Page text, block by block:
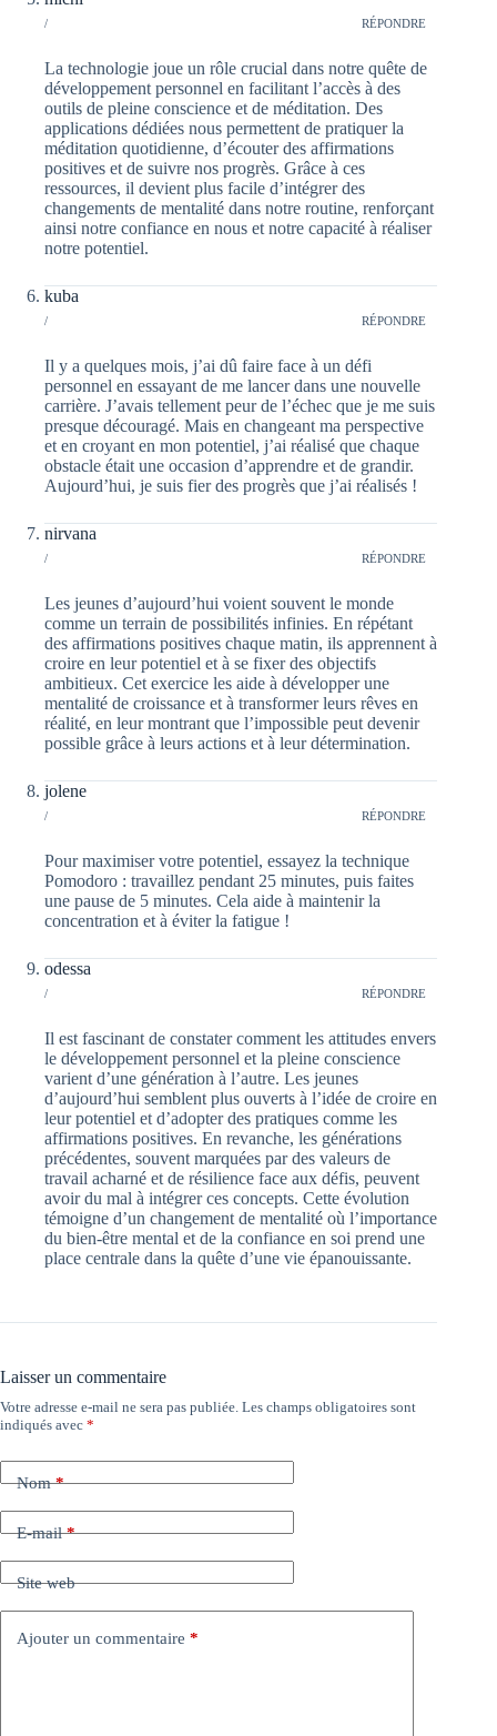
/ RÉPONDRE
La technologie joue un rôle crucial dans notre quête de
développement personnel en facilitant l’accès à des
outils de pleine conscience et de méditation. Des
applications dédiées nous permettent de pratiquer la
méditation quotidienne, d’écouter des affirmations
positives et de suivre nos progrès. Grâce à ces
ressources, il devient plus facile d’intégrer des
changements de mentalité dans notre routine, renforçant
ainsi notre confiance en nous et notre capacité à réaliser
notre potentiel.
kuba
/ RÉPONDRE
Il y a quelques mois, j’ai dû faire face à un défi
personnel en essayant de me lancer dans une nouvelle
carrière. J’avais tellement peur de l’échec que je me suis
presque découragé. Mais en changeant ma perspective
et en croyant en mon potentiel, j’ai réalisé que chaque
obstacle était une occasion d’apprendre et de grandir.
Aujourd’hui, je suis fier des progrès que j’ai réalisés !
nirvana
/ RÉPONDRE
Les jeunes d’aujourd’hui voient souvent le monde
comme un terrain de possibilités infinies. En répétant
des affirmations positives chaque matin, ils apprennent à
croire en leur potentiel et à se fixer des objectifs
ambitieux. Cet exercice les aide à développer une
mentalité de croissance et à transformer leurs rêves en
réalité, en leur montrant que l’impossible peut devenir
possible grâce à leurs actions et à leur détermination.
jolene
/ RÉPONDRE
Pour maximiser votre potentiel, essayez la technique
Pomodoro : travaillez pendant 25 minutes, puis faites
une pause de 5 minutes. Cela aide à maintenir la
concentration et à éviter la fatigue !
odessa
/ RÉPONDRE
Il est fascinant de constater comment les attitudes envers
le développement personnel et la pleine conscience
varient d’une génération à l’autre. Les jeunes
d’aujourd’hui semblent plus ouverts à l’idée de croire en
leur potentiel et d’adopter des pratiques comme les
affirmations positives. En revanche, les générations
précédentes, souvent marquées par des valeurs de
travail acharné et de résilience face aux défis, peuvent
avoir du mal à intégrer ces concepts. Cette évolution
témoigne d’un changement de mentalité où l’importance
du bien-être mental et de la confiance en soi prend une
place centrale dans la quête d’une vie épanouissante.
Laisser un commentaire
Votre adresse e-mail ne sera pas publiée. Les champs obligatoires sont
indiqués avec *
Nom*
E-mail*
Site web
Ajouter un commentaire *